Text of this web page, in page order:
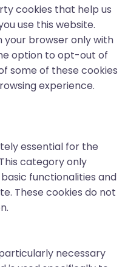
cookies that help us
use this website.
your browser only with
option to opt-out of
some of these cookies
experience.
essential for the
category only
functionalities and
These cookies do not
necessary